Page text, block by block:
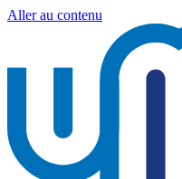
Aller au contenu